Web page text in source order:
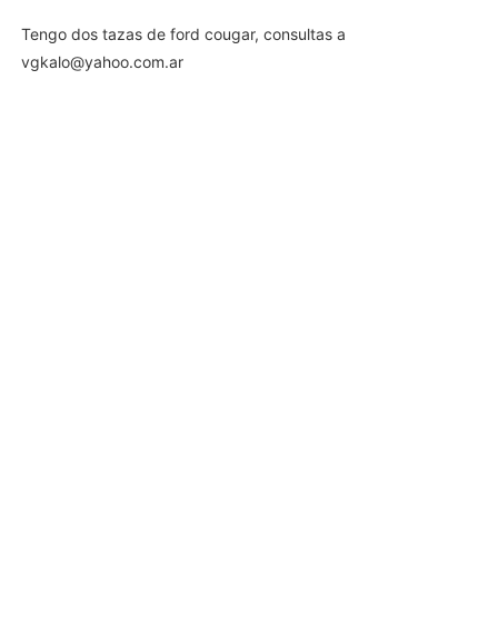
Tengo dos tazas de ford cougar, consultas a
vgkalo@yahoo.com.ar